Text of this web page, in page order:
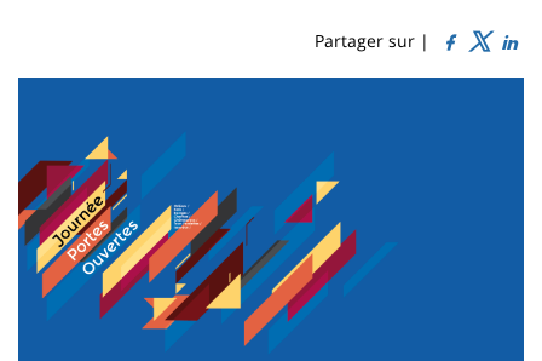
Partager sur |
la
page
principale